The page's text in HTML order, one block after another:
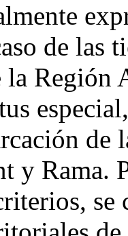
de las
la
de
y Rama.
se